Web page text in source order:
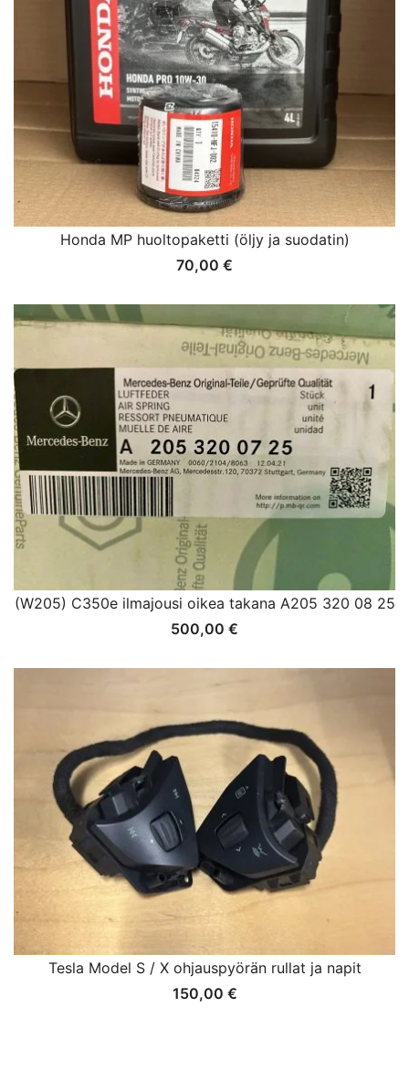
Honda MP huoltopaketti (öljy ja suodatin)
70,00 €
(W205) C350e ilmajousi oikea takana A205 320 08 25
500,00 €
Tesla Model S / X ohjauspyörän rullat ja napit
150,00 €